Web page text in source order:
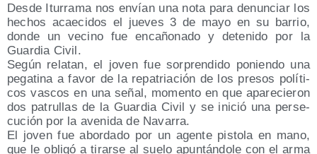
Des­de Itu­rra­ma nos envían una nota para denun­ciar los
hechos acae­ci­dos el jue­ves 3 de mayo en su barrio,
don­de un vecino fue enca­ño­na­do y dete­ni­do por la
Guar­dia Civil.
Según rela­tan, el joven fue sor­pren­di­do ponien­do una
pega­ti­na a favor de la repa­tria­ción de los pre­sos polí­ti­
cos vas­cos en una señal, momen­to en que apa­re­cie­ron
dos patru­llas de la Guar­dia Civil y se ini­ció una per­se­
cu­ción por la ave­ni­da de Navarra.
El joven fue abor­da­do por un agen­te pis­to­la en mano,
que le obli­gó a tirar­se al sue­lo apun­tán­do­le con el arma